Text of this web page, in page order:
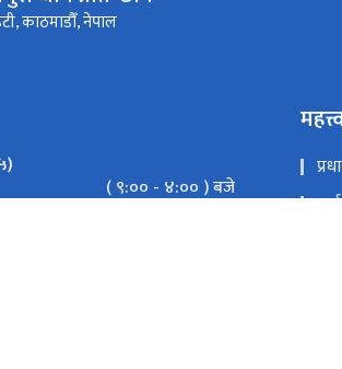
काठमाडौँ, नेपाल
( ९:०० - ४:०० ) बजे